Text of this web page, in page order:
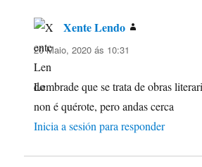
Xente Lendo
20 Maio, 2020 ás 10:31
Lembrade que se trata de obras
non é quérote, pero andas cerca
Inicia a sesión para responder